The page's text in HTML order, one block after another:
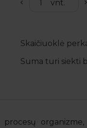
Skaičiuoklė
Suma turi siekti
procesų